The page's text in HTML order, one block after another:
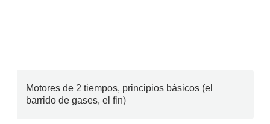
Motores de 2 tiempos, principios básicos (el
barrido de gases, el fin)